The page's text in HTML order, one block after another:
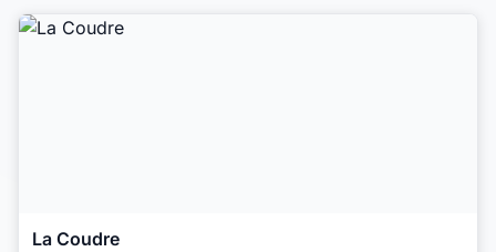
La Coudre